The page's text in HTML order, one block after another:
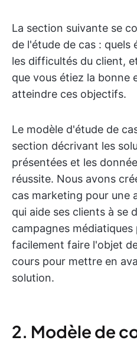
La section suivante se
de l'étude de cas :
les difficultés du client,
que vous étiez la bonne
atteindre ces objectifs.
Le modèle d'étude de
section décrivant les
présentées et les
réussite. Nous avons
cas marketing pour une
qui aide ses clients à se
campagnes
facilement faire l'objet
cours pour mettre en
solution.
2. Modèle de